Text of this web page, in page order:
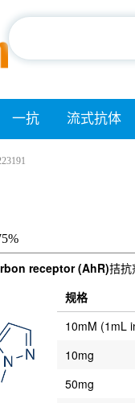
一抗 流式抗体
receptor (AhR)拮抗
规格
10mM (1mL
10mg
50mg